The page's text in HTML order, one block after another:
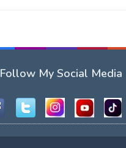
Follow My Social Media